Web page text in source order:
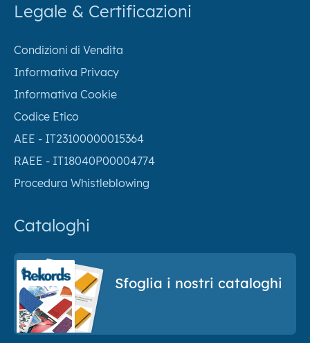
Legale & Certificazioni
Condizioni di Vendita
Informativa Privacy
Informativa Cookie
Codice Etico
AEE - IT23100000015364
RAEE - IT18040P00004774
Procedura Whistleblowing
Cataloghi
Sfoglia i nostri cataloghi